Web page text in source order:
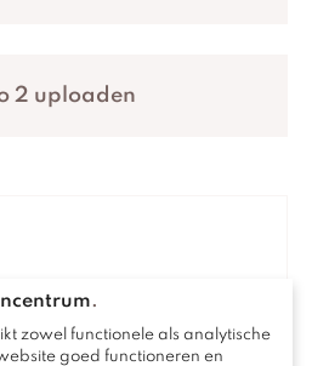
2 uploaden
.
zowel functionele als analytische
goed functioneren en